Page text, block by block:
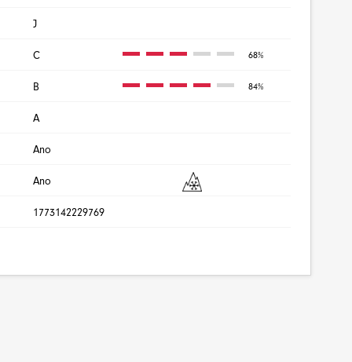
J
C 68%
B 84%
A
Ano
Ano
1773142229769